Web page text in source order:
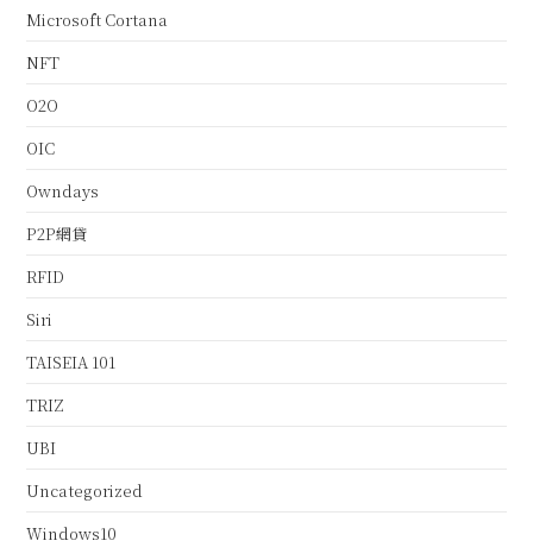
Microsoft Cortana
NFT
O2O
OIC
Owndays
P2P網貸
RFID
Siri
TAISEIA 101
TRIZ
UBI
Uncategorized
Windows10